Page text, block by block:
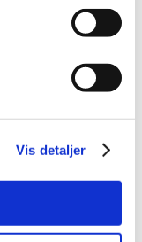
Vis detaljer